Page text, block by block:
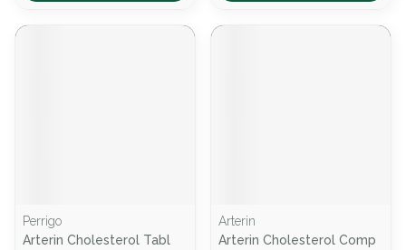
Perrigo
Arterin Cholesterol Tabl
Arterin
Arterin Cholesterol Comp